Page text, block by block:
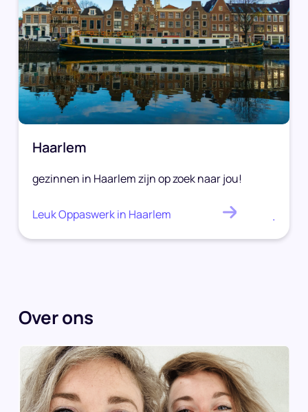
Haarlem
gezinnen in Haarlem zijn op zoek naar jou!
Leuk Oppaswerk in Haarlem .
Over ons